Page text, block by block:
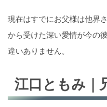
現在はすでにお父様は他界
から受けた深い愛情が今の
違いありません。
江口ともみ｜